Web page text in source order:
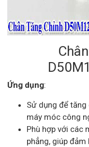
Ứng dụng:
Sử dụng để tăng
máy móc công
Phù hợp với các
phẳng, giúp